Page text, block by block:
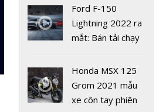
Các nước trên thế
giới kỷ niệm ngày
19
Ford F-150
Lightning 2022 ra
mắt: Bán tải chạy
chưa đến 40 nghìn
USD
Honda MSX 125
Grom 2021 mẫu
xe côn tay phiên